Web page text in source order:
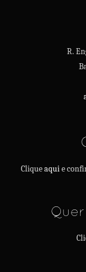
R.
Cliqueaquie